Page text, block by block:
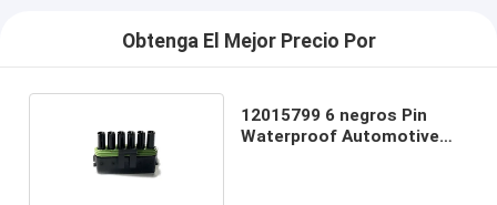
Obtenga El Mejor Precio Por
12015799 6 negros Pin
Waterproof Automotive